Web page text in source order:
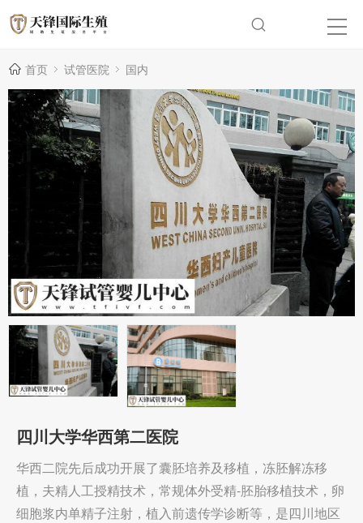
首页 试管医院 国内
四川大学华西第二医院
华西二院先后成功开展了囊胚培养及移植，冻胚解冻移
植，夫精人工授精技术，常规体外受精-胚胎移植技术，卵
细胞浆内单精子注射，植入前遗传学诊断等，是四川地区